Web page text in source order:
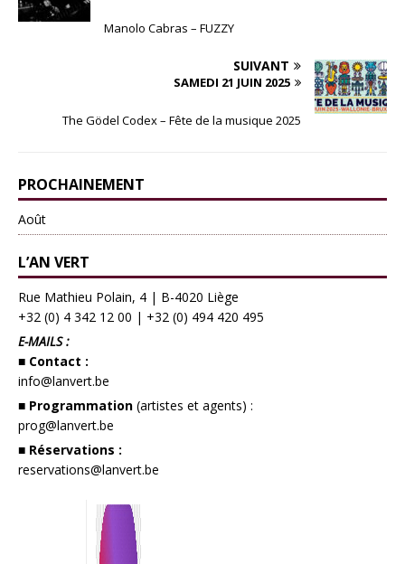
Manolo Cabras – FUZZY
SUIVANT
SAMEDI 21 JUIN 2025
The Gödel Codex – Fête de la musique 2025
PROCHAINEMENT
Août
L’AN VERT
Rue Mathieu Polain, 4 | B-4020 Liège
+32 (0) 4 342 12 00 | +32 (0) 494 420 495
E-MAILS :
■ Contact :
info@lanvert.be
■ Programmation (artistes et agents) :
prog@lanvert.be
■ Réservations :
reservations@lanvert.be